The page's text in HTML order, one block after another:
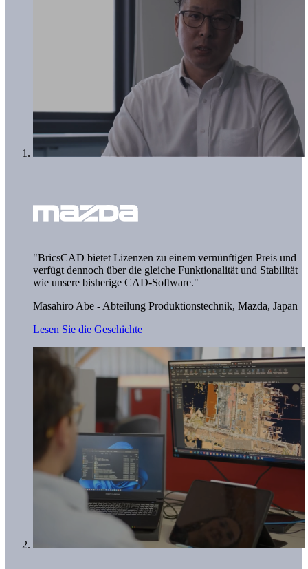
"BricsCAD bietet Lizenzen zu einem vernünftigen Preis und
verfügt dennoch über die gleiche Funktionalität und Stabilität
wie unsere bisherige CAD-Software."
Masahiro Abe - Abteilung Produktionstechnik, Mazda, Japan
Lesen Sie die Geschichte